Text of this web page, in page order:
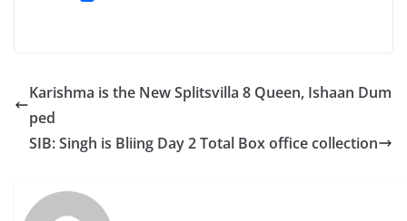
Karishma is the New Splitsvilla 8 Queen, Ishaan Dum
ped
SIB: Singh is Bliing Day 2 Total Box office collection